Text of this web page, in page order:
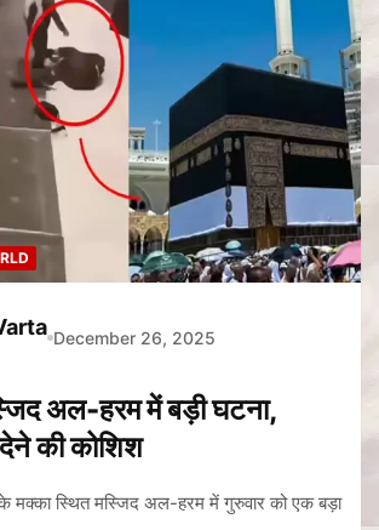
December 26, 2025
अल-हरम में बड़ी घटना,
की कोशिश
मक्का स्थित मस्जिद अल-हरम में गुरुवार को एक बड़ा